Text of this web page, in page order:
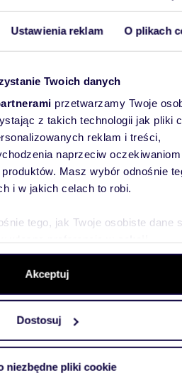
Ustawienia reklam O plikach
Twoich danych
przetwarzamy Twoje
z takich technologii jak pliki
reklam i treści,
naprzeciw oczekiwaniom
Masz wybór odnośnie
i w jakich celach to robi.
tego, jak Twoje osobiste dane
plików cookie możesz zmienić
chwili.
i analizować ruch w
jak korzystasz z naszej witryny,
mogą połączyć te informacje z
Akceptuj
Dostosuj
niezbędne pliki cookie
Atrakcyjny lokal handlowo-usługowy 48 m² w
2
lokal